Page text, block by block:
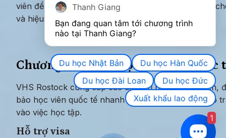
viên để đảm bảo mọi thủ tục được thực hiện nhanh
và hiệu quả.
Chương trình hỗ trợ học viên quốc
VHS Rostock cung cấp các dịch vụ hỗ trợ toàn diện,
bảo học viên quốc tế nhanh chóng hòa nhập và tập
vào việc học tập.
Hỗ trợ visa
Thanh Giang
Bạn đang quan tâm tới chương trình
nào tại Thanh Giang?
Du học Nhật Bản
Du học Hàn Quốc
Du học Đài Loan
Du học Đức
Xuất khẩu lao động
1